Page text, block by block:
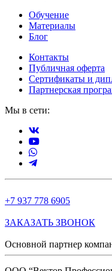
Обучение
Материалы
Блог
Контакты
Публичная оферта
Сертификаты и
Партнерская
Мы в сети:
+7 937 778 6905
ЗАКАЗАТЬ ЗВОНОК
Основной партнер